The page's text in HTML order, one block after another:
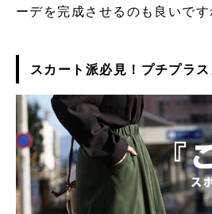
ーデを完成させるのも良いで
スカート派必見！プチプラ